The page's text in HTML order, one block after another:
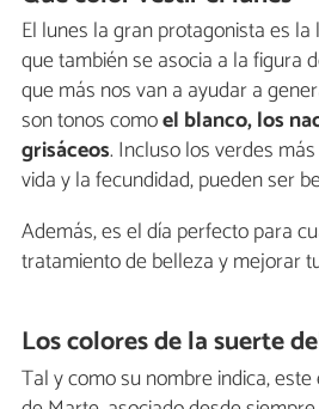
El lunes la gran protagonista es la
que también se asocia a la figura
que más nos van a ayudar a
son tonos comoel blanco, los
grisáceos. Incluso los verdes
vida y la fecundidad, pueden ser
Además, es el día perfecto para
tratamiento de belleza y mejorar
Los colores de la suerte
Tal y como su nombre indica,